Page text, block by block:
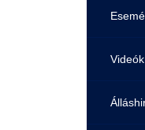
Videók